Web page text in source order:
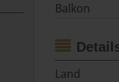
Balkon
Land